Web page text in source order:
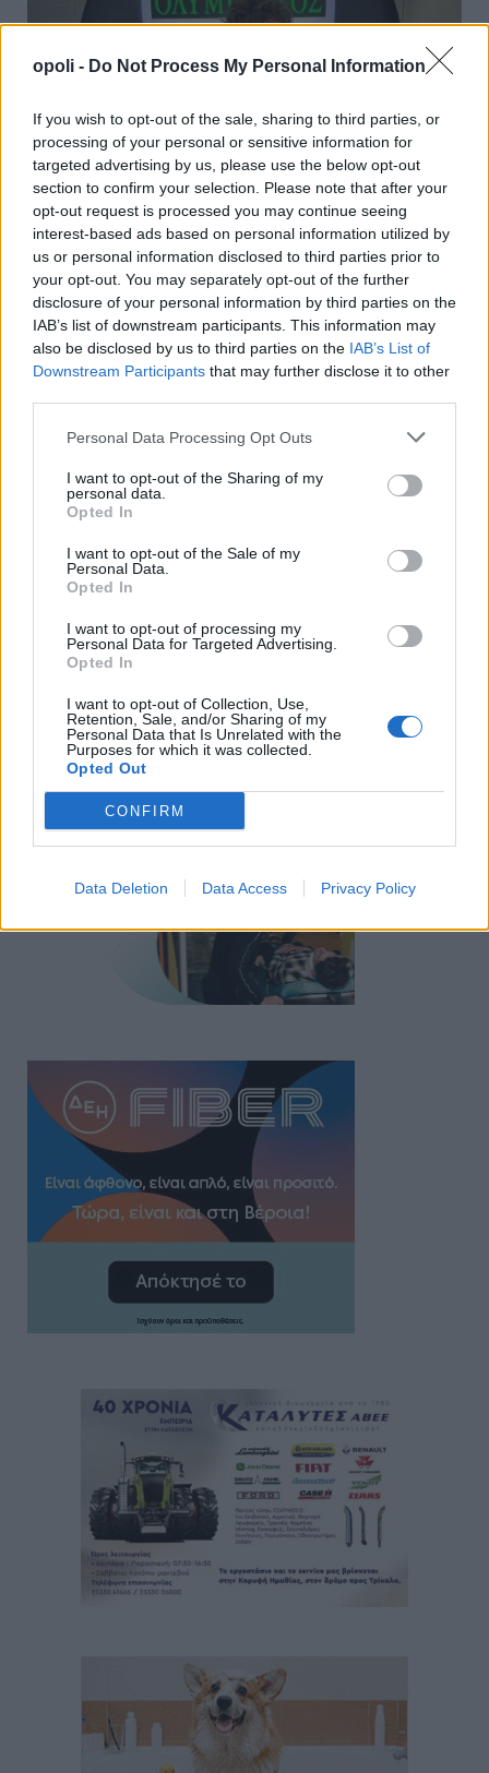
opoli - Do Not Process My Personal Information
If you wish to opt-out of the sale, sharing to third parties, or
processing of your personal or sensitive information for
targeted advertising by us, please use the below opt-out
section to confirm your selection. Please note that after your
opt-out request is processed you may continue seeing
interest-based ads based on personal information utilized by
us or personal information disclosed to third parties prior to
your opt-out. You may separately opt-out of the further
disclosure of your personal information by third parties on the
IAB’s list of downstream participants. This information may
also be disclosed by us to third parties on the IAB’s List of
Downstream Participants that may further disclose it to other
Personal Data Processing Opt Outs
I want to opt-out of the Sharing of my
personal data.
Opted In
I want to opt-out of the Sale of my
Personal Data.
Opted In
I want to opt-out of processing my
Personal Data for Targeted Advertising.
Opted In
I want to opt-out of Collection, Use,
Retention, Sale, and/or Sharing of my
Personal Data that Is Unrelated with the
Purposes for which it was collected.
Opted Out
CONFIRM
Data Deletion Data Access Privacy Policy
Πέτυχε δύο γκολ ο Κυνηγόπουλος
Παρασκευή, 31 Ιουλίου 2026 10:27 ΜΜ